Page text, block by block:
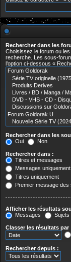
Rechercher dans les
Choisissez le forum ou
recherche. Les sous-
l’option ci-dessous «
Rechercher dans les
Oui
Non
Rechercher dans :
Titres et messages
Messages uniquement
Titres uniquement
Premier message des
Afficher les résultats
Messages
Sujets
Classer les résultats par
Rechercher depuis :